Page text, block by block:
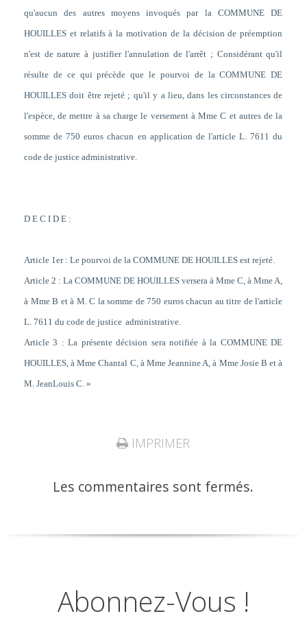
qu'aucun des autres moyens invoqués par la COMMUNE DE
HOUILLES et relatifs à la motivation de la décision de préemption
n'est de nature à justifier l'annulation de l'arrêt ; Considérant qu'il
résulte de ce qui précède que le pourvoi de la COMMUNE DE
HOUILLES doit être rejeté ; qu'il y a lieu, dans les circonstances de
l'espèce, de mettre à sa charge le versement à Mme C et autres de la
somme de 750 euros chacun en application de l'article L. 7611 du
code de justice administrative.
D E C I D E :
Article 1er : Le pourvoi de la COMMUNE DE HOUILLES est rejeté.
Article 2 : La COMMUNE DE HOUILLES versera à Mme C, à Mme A,
à Mme B et à M. C la somme de 750 euros chacun au titre de l'article
L. 7611 du code de justice administrative.
Article 3 : La présente décision sera notifiée à la COMMUNE DE
HOUILLES, à Mme Chantal C, à Mme Jeannine A, à Mme Josie B et à
M. JeanLouis C. »
IMPRIMER
Les commentaires sont fermés.
Abonnez-Vous !